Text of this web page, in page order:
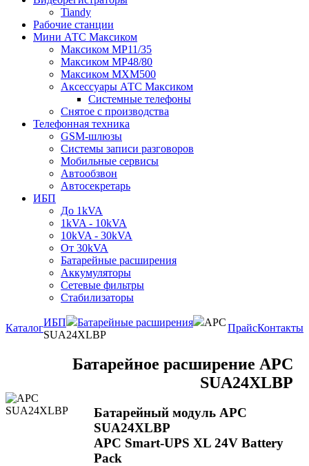
Tiandy
Рабочие станции
Мини АТС Максиком
Максиком MP11/35
Максиком MP48/80
Максиком MXM500
Аксессуары АТС Максиком
Системные телефоны
Снятое с производства
Телефонная техника
GSM-шлюзы
Системы записи разговоров
Мобильные сервисы
Автообзвон
Автосекретарь
ИБП
До 1kVA
1kVA - 10kVA
10kVA - 30kVA
От 30kVA
Батарейные расширения
Аккумуляторы
Сетевые фильтры
Стабилизаторы
КаталогИБП Батарейные расширения
APC
SUA24XLBP
ПрайсКонтакты
Батарейное расширение APC
SUA24XLBP
Батарейный модуль APC
SUA24XLBP
APC Smart-UPS XL 24V Battery
Pack